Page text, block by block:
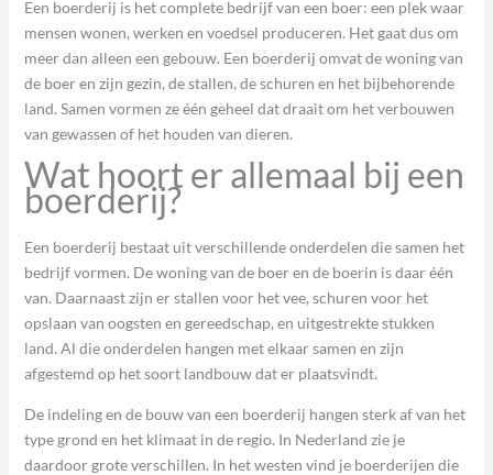
Een boerderij is het complete bedrijf van een boer: een plek waar
mensen wonen, werken en voedsel produceren. Het gaat dus om
meer dan alleen een gebouw. Een boerderij omvat de woning van
de boer en zijn gezin, de stallen, de schuren en het bijbehorende
land. Samen vormen ze één geheel dat draait om het verbouwen
van gewassen of het houden van dieren.
Wat hoort er allemaal bij een
boerderij?
Een boerderij bestaat uit verschillende onderdelen die samen het
bedrijf vormen. De woning van de boer en de boerin is daar één
van. Daarnaast zijn er stallen voor het vee, schuren voor het
opslaan van oogsten en gereedschap, en uitgestrekte stukken
land. Al die onderdelen hangen met elkaar samen en zijn
afgestemd op het soort landbouw dat er plaatsvindt.
De indeling en de bouw van een boerderij hangen sterk af van het
type grond en het klimaat in de regio. In Nederland zie je
daardoor grote verschillen. In het westen vind je boerderijen die